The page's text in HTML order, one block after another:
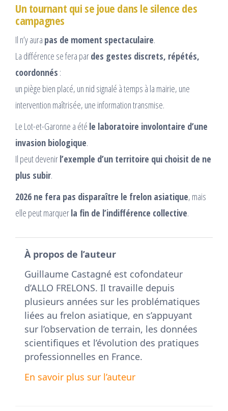
Un tournant qui se joue dans le silence des
campagnes
Il n’y aura pas de moment spectaculaire.
La différence se fera pardes gestes discrets, répétés,
coordonnés :
un piège bien placé, un nid signalé à temps à la mairie, une
intervention maîtrisée, une information transmise.
Le Lot-et-Garonne a été le laboratoire involontaire d’une
invasion biologique.
Il peut devenirl’exemple d’un territoire qui choisit de ne
plus subir.
2026 ne fera pas disparaître le frelon asiatique, mais
elle peut marquerla fin de l’indifférence collective.
À propos de l’auteur
Guillaume Castagné est cofondateur
d’ALLO FRELONS. Il travaille depuis
plusieurs années sur les problématiques
liées au frelon asiatique, en s’appuyant
sur l’observation de terrain, les données
scientifiques et l’évolution des pratiques
professionnelles en France.
En savoir plus sur l’auteur